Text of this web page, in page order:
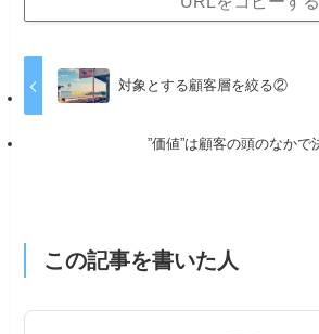
対象とする顧客層を絞る②
”価値”は顧客の頭のなか
この記事を書いた人